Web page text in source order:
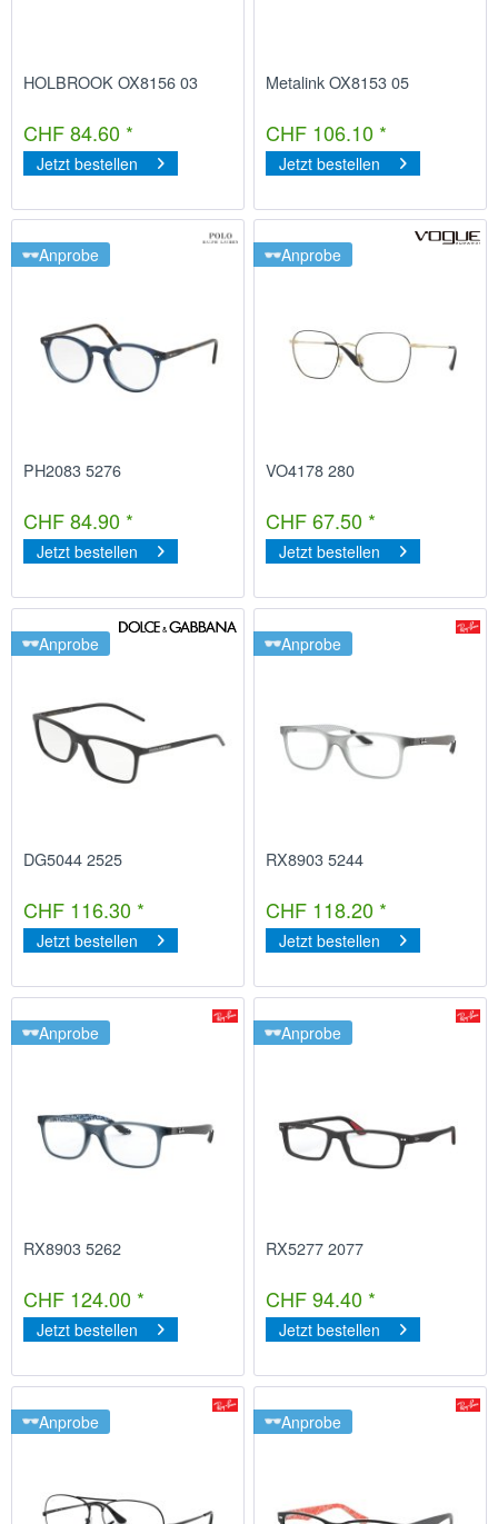
HOLBROOK OX8156 03
CHF 84.60 *
Jetzt bestellen
Metalink OX8153 05
CHF 106.10 *
Jetzt bestellen
Anprobe
PH2083 5276
CHF 84.90 *
Jetzt bestellen
Anprobe
VO4178 280
CHF 67.50 *
Jetzt bestellen
Anprobe
DG5044 2525
CHF 116.30 *
Jetzt bestellen
Anprobe
RX8903 5244
CHF 118.20 *
Jetzt bestellen
Anprobe
RX8903 5262
CHF 124.00 *
Jetzt bestellen
Anprobe
RX5277 2077
CHF 94.40 *
Jetzt bestellen
Anprobe Anprobe